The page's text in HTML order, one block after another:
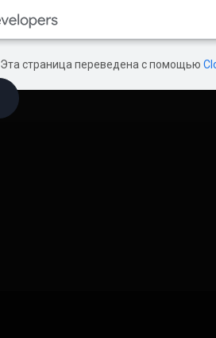
Эта страница переведена с помощью